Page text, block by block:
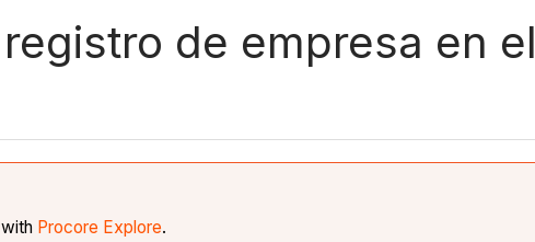
de empresa en el
Procore Explore.